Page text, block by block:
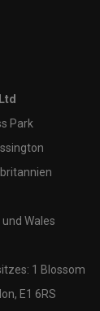
Park
Wales
1 Blossom
E1 6RS